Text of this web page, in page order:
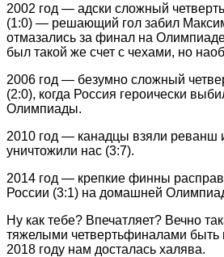
2002 год — адски сложный
(1:0) — решающий гол забил
отмазались за финал на
был такой же счет с чехами, но
2006 год — безумно сложный
(2:0), когда Россия героически
Олимпиады.
2010 год — канадцы взяли реванш
уничтожили нас (3:7).
2014 год — крепкие финны
России (3:1) на домашней
Ну как тебе? Впечатляет? Вечно
тяжелыми четвертьфиналами быть
2018 году нам досталась халява.